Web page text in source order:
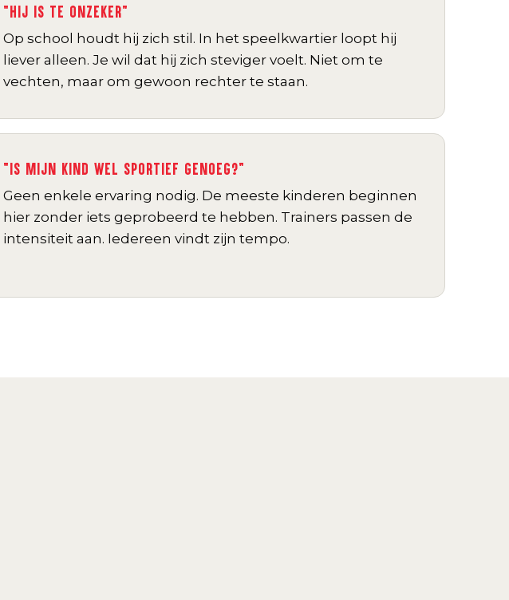
"HIJ IS TE ONZEKER"
Op school houdt hij zich stil. In het speelkwartier loopt hij
liever alleen. Je wil dat hij zich steviger voelt. Niet om te
vechten, maar om gewoon rechter te staan.
"IS MIJN KIND WEL SPORTIEF GENOEG?"
Geen enkele ervaring nodig. De meeste kinderen beginnen
hier zonder iets geprobeerd te hebben. Trainers passen de
intensiteit aan. Iedereen vindt zijn tempo.